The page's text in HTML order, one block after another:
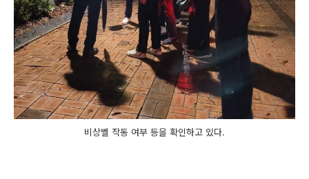
비상벨 작동 여부 등을 확인하고 있다.